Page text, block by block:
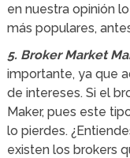
en nuestra opinión
más populares,
5. Broker Market
importante, ya que
de intereses. Si el
Maker, pues este
lo pierdes.
existen los brokers